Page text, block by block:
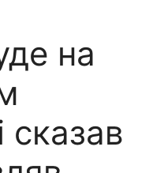
на
сказав